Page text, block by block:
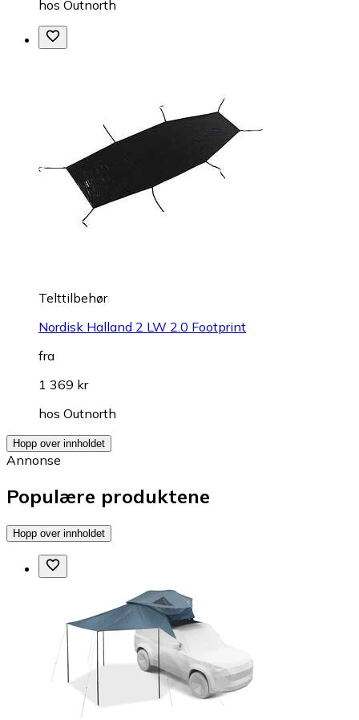
hos Outnorth
Telttilbehør
Nordisk Halland 2 LW 2.0 Footprint
fra
1 369 kr
hos Outnorth
Hopp over innholdet
Annonse
Populære produktene
Hopp over innholdet